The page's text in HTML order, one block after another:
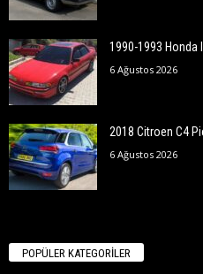
1990-1993 Honda
6 Ağustos 2026
2018 Citroen C4
6 Ağustos 2026
POPÜLER KATEGORİLER